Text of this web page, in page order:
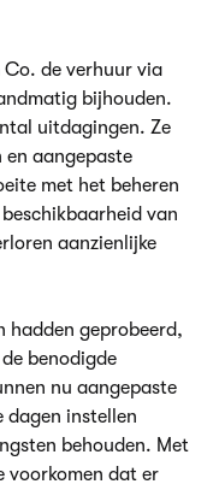
Co. de verhuur via
bijhouden.
uitdagingen. Ze
en aangepaste
met het beheren
van
aanzienlijke
hadden geprobeerd,
benodigde
nu aangepaste
dagen instellen
behouden. Met
voorkomen dat er